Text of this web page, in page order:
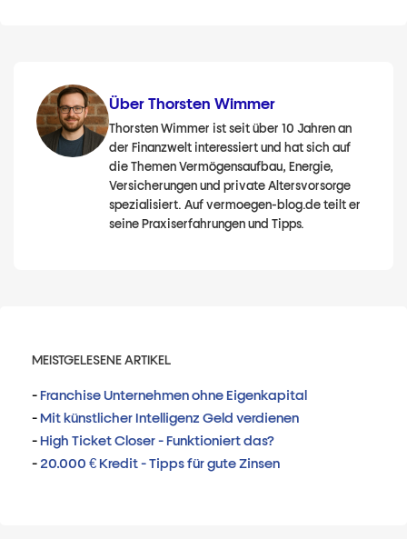
Über Thorsten Wimmer
Thorsten Wimmer ist seit über 10 Jahren an
der Finanzwelt interessiert und hat sich auf
die Themen Vermögensaufbau, Energie,
Versicherungen und private Altersvorsorge
spezialisiert. Auf vermoegen-blog.de teilt er
seine Praxiserfahrungen und Tipps.
MEISTGELESENE ARTIKEL
- Franchise Unternehmen ohne Eigenkapital
- Mit künstlicher Intelligenz Geld verdienen
- High Ticket Closer - Funktioniert das?
- 20.000 € Kredit - Tipps für gute Zinsen